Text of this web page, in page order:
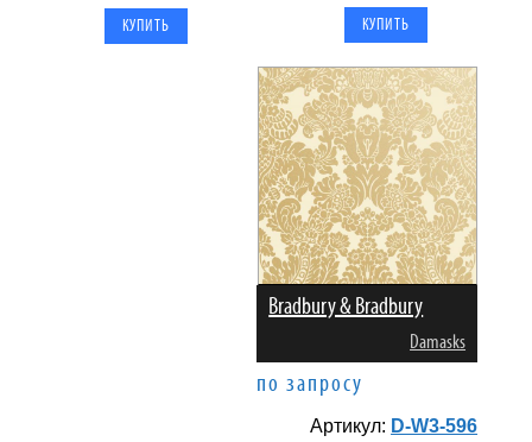
Bradbury & Bradbury
Damasks
по запросу
Артикул: D-W3-596